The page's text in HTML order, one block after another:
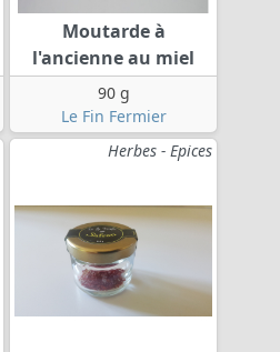
Moutarde à
l'ancienne au miel
90 g
Le Fin Fermier
Herbes - Epices